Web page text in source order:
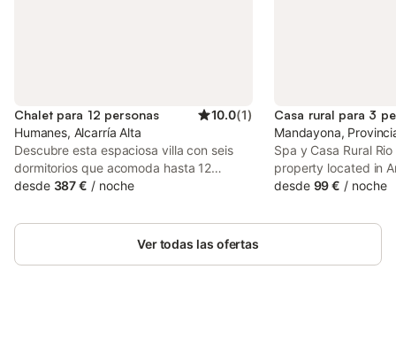
Chalet para 12 personas 10.0(1)
Humanes, Alcarría Alta
Descubre esta espaciosa villa con seis
dormitorios que acomoda hasta 12
personas, perfecta para unas vacaciones
abierta del 25/05 al 15/09 - Amplios y
cómodos dormitorios con baño privado -
desde 387 € / noche
Casa rural para 3
Mandayona,
Spa y Casa Rural
property located in
mountain and river
WiFi. The country
desde 99 € / noche
Ver todas las ofertas